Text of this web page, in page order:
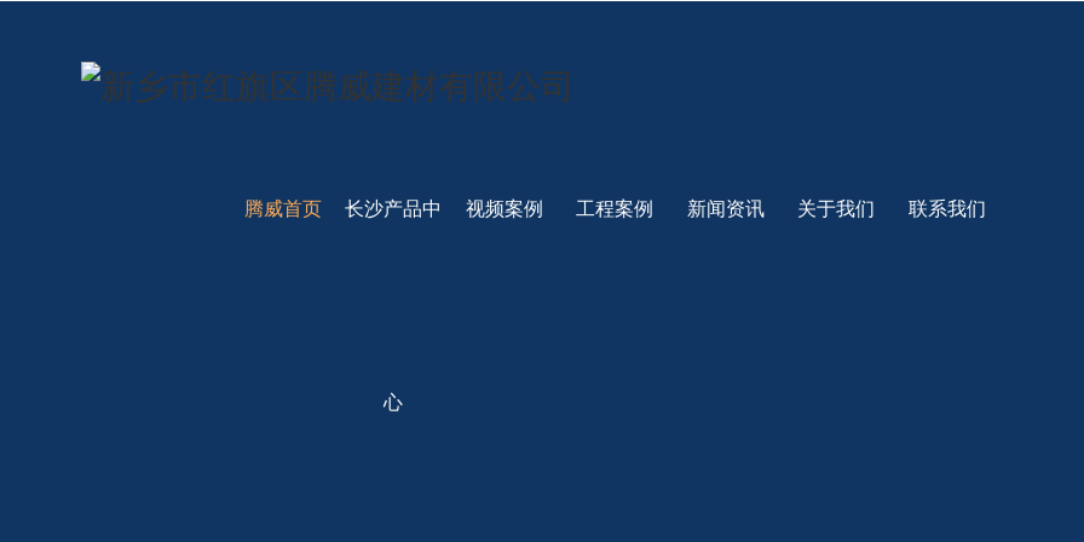
腾威首页 长沙产品中
心
视频案例 工程案例 新闻资讯 关于我们 联系我们